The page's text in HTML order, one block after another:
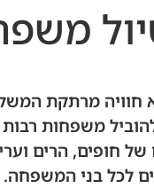
חוויה מרתקת
משפחות
חופים, הרים
לכל בני המשפחה.